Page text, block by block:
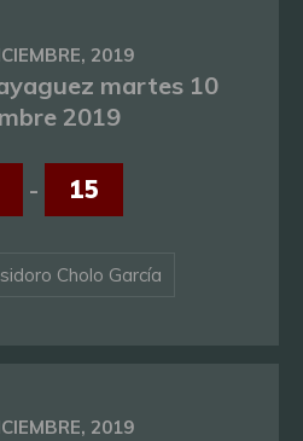
2019
martes 10
2019
- 15
Cholo García
2019